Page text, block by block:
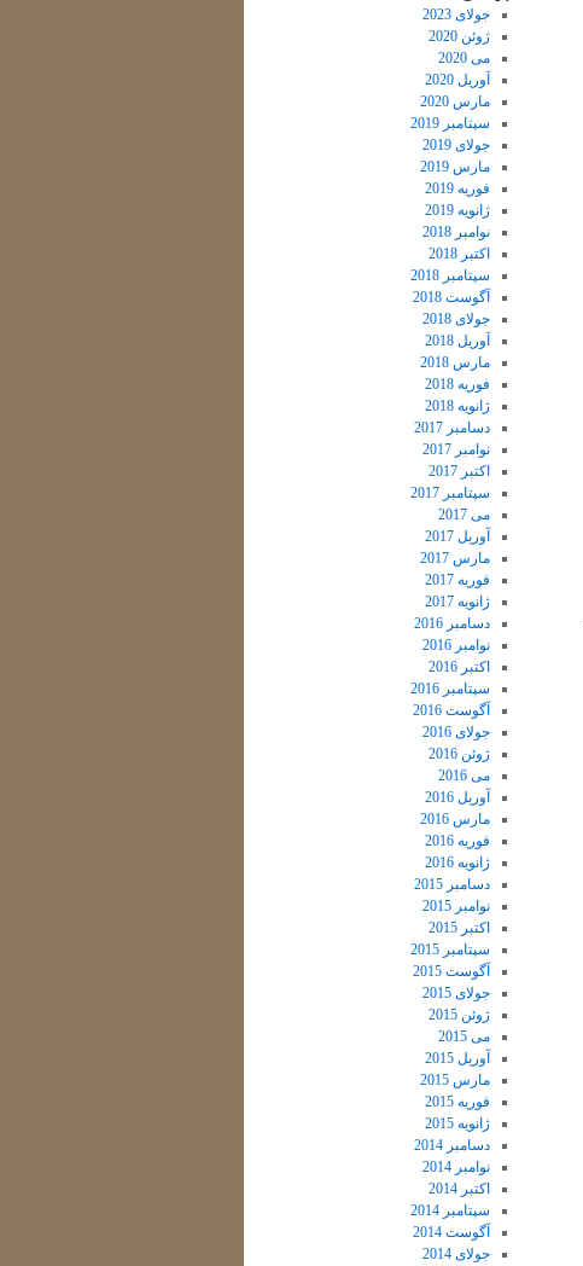
جولای 2023
ژوئن 2020
می 2020
آوریل 2020
مارس 2020
سپتامبر 2019
جولای 2019
مارس 2019
فوریه 2019
ژانویه 2019
نوامبر 2018
اکتبر 2018
سپتامبر 2018
آگوست 2018
جولای 2018
آوریل 2018
مارس 2018
فوریه 2018
ژانویه 2018
دسامبر 2017
نوامبر 2017
اکتبر 2017
سپتامبر 2017
می 2017
آوریل 2017
مارس 2017
فوریه 2017
ژانویه 2017
دسامبر 2016
نوامبر 2016
اکتبر 2016
سپتامبر 2016
آگوست 2016
جولای 2016
ژوئن 2016
می 2016
آوریل 2016
مارس 2016
فوریه 2016
ژانویه 2016
دسامبر 2015
نوامبر 2015
اکتبر 2015
سپتامبر 2015
آگوست 2015
جولای 2015
ژوئن 2015
می 2015
آوریل 2015
مارس 2015
فوریه 2015
ژانویه 2015
دسامبر 2014
نوامبر 2014
اکتبر 2014
سپتامبر 2014
آگوست 2014
جولای 2014